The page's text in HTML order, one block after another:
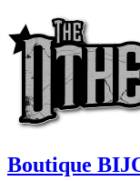
Boutique